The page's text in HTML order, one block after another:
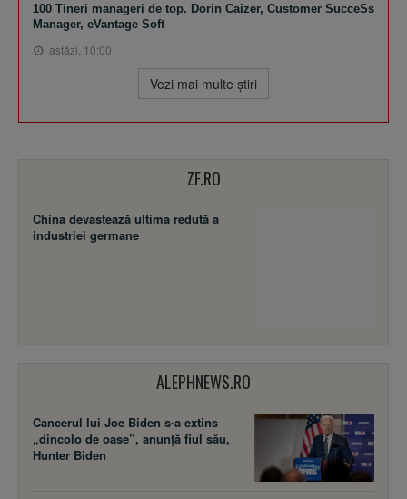
100 Tineri manageri de top. Dorin Caizer, Customer SucceSs
Manager, eVantage Soft
astăzi, 10:00
Vezi mai multe ştiri
ZF.RO
China devastează ultima redută a
industriei germane
ALEPHNEWS.RO
Cancerul lui Joe Biden s-a extins
„dincolo de oase”, anunță fiul său,
Hunter Biden